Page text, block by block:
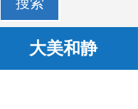
大美和静